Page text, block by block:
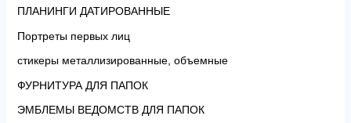
ПЛАНИНГИ ДАТИРОВАННЫЕ
Портреты первых лиц
стикеры металлизированные, объемные
ФУРНИТУРА ДЛЯ ПАПОК
ЭМБЛЕМЫ ВЕДОМСТВ ДЛЯ ПАПОК